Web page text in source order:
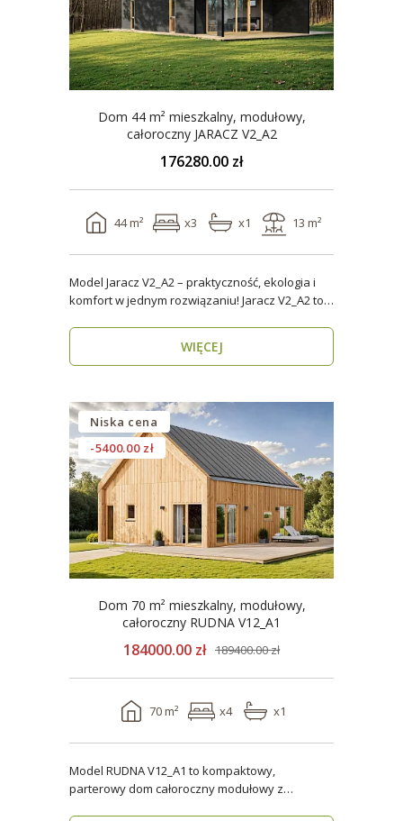
Dom 44 m² mieszkalny, modułowy,
całoroczny JARACZ V2_A2
176280.00 zł
44 m² x3 x1 13 m²
Model Jaracz V2_A2 – praktyczność, ekologia i
komfort w jednym rozwiązaniu! Jaracz V2_A2 to
WIĘCEJ
Niska cena
-5400.00 zł
Dom 70 m² mieszkalny, modułowy,
całoroczny RUDNA V12_A1
184000.00 zł 189400.00 zł
70 m² x4 x1
Model RUDNA V12_A1 to kompaktowy,
parterowy dom całoroczny modułowy z